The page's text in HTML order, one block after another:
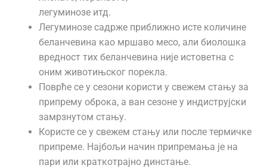
легуминозе итд.
Легуминозе садрже приближно исте количине
беланчевина као мршаво месо, али биолошка
вредност тих беланчевина није истоветна с
оним животињског порекла.
Поврће се у сезони користи у свежем стању за
припрему оброка, а ван сезоне у индиструјски
замрзнутом стању.
Користе се у свежем стању или после термичке
припреме. Најбољи начин припремања је на
пари или краткотрајно динстање.